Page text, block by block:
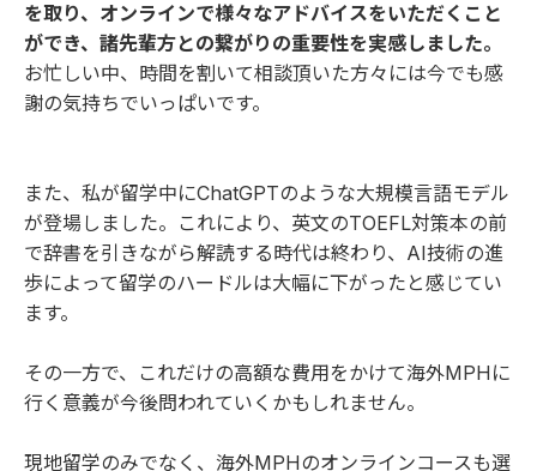
を取り、オンラインで様々なアドバイスをいただくこと
ができ、諸先輩方との繋がりの重要性を実感しました。
お忙しい中、時間を割いて相談頂いた方々には今でも感
謝の気持ちでいっぱいです。
また、私が留学中にChatGPTのような大規模言語モデル
が登場しました。これにより、英文のTOEFL対策本の前
で辞書を引きながら解読する時代は終わり、AI技術の進
歩によって留学のハードルは大幅に下がったと感じてい
ます。
その一方で、これだけの高額な費用をかけて海外MPHに
行く意義が今後問われていくかもしれません。
現地留学のみでなく、海外MPHのオンラインコースも選